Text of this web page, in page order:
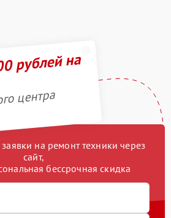
рублей на
центра
на ремонт техники через
сайт,
бессрочная скидка